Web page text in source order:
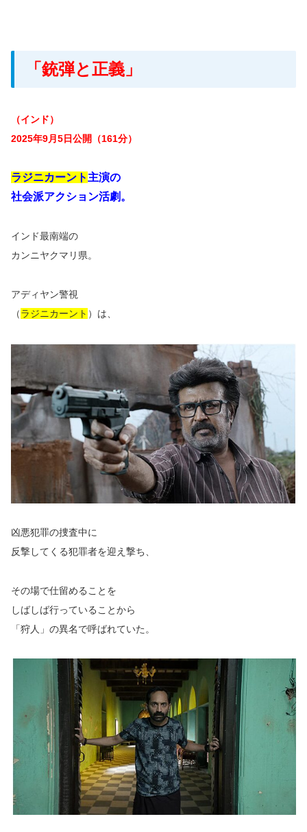
「銃弾と正義」
（インド）
2025年9月5日公開（161分）
ラジニカーント 主演の
社会派アクション活劇。
インド最南端の
カンニヤクマリ県。
アディヤン警視
（ラジニカーント ）は、
凶悪犯罪の捜査中に
反撃してくる犯罪者を迎え撃ち、
その場で仕留めることを
しばしば行っていることから
「狩人」の異名で呼ばれていた。